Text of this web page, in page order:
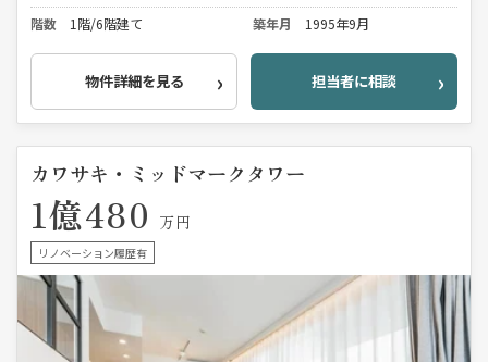
階数
1階/6階建て 築年月 1995年9月
物件詳細を見る 担当者に相談
カワサキ・ミッドマークタワー
1億480 万円
リノベーション履歴有